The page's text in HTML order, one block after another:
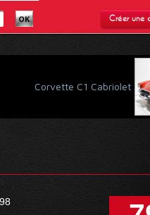
Créer une
Corvette C1 Cabriolet